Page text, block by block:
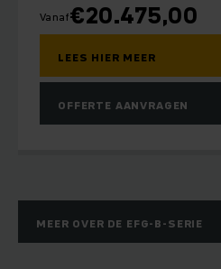
Vanaf€20.475,00
LEES HIER MEER
OFFERTE AANVRAGEN
MEER OVER DE EFG-B-SERIE